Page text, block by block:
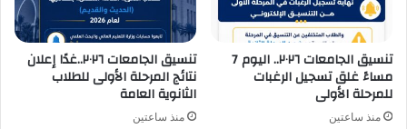
تنسيق الجامعات ٢٠٢٦.. اليوم 7
مساءً غلق تسجيل الرغبات
للمرحلة الأولى
منذ ساعتين
تنسيق الجامعات ٢٠٢٦..غدًا إعلان
نتائج المرحلة الأولى للطلاب
الثانوية العامة
منذ ساعتين